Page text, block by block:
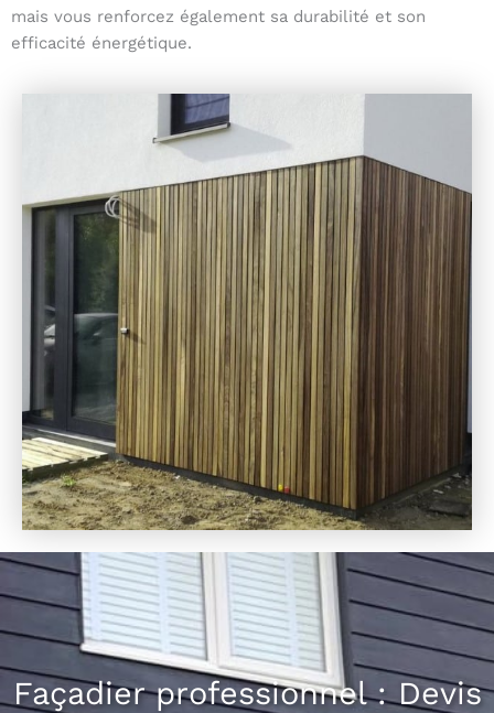
mais vous renforcez également sa durabilité et son
efficacité énergétique.
Façadier professionnel : Devis